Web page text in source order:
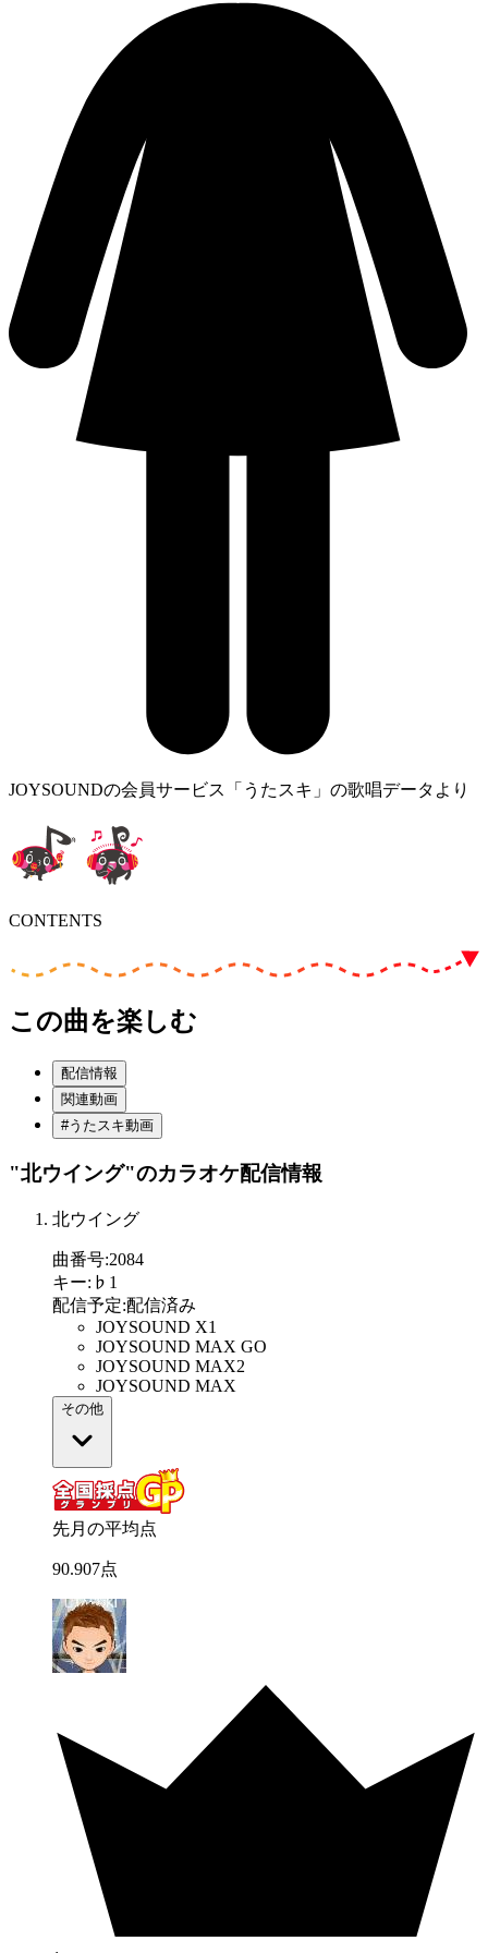
JOYSOUNDの会員サービス「うたスキ」の歌唱データより
CONTENTS
この曲を楽しむ
配信情報
関連動画
#うたスキ動画
"北ウイング"のカラオケ配信情報
北ウイング
曲番号:2084
キー: ♭1
配信予定:配信済み
JOYSOUND X1
JOYSOUND MAX GO
JOYSOUND MAX2
JOYSOUND MAX
その他
先月の平均点
90.907点